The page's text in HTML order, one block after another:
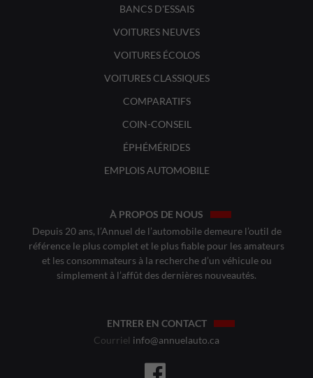
BANCS D'ESSAIS
VOITURES NEUVES
VOITURES ÉCOLOS
VOITURES CLASSIQUES
COMPARATIFS
COIN-CONSEIL
ÉPHÉMÉRIDES
EMPLOIS AUTOMOBILE
À PROPOS DE NOUS
Depuis 20 ans, l’Annuel de l’automobile demeure l’outil de
référence le plus complet et le plus fiable pour les amateurs
et les consommateurs à la recherche d’un véhicule ou
simplement à l’affût des dernières nouveautés.
ENTRER EN CONTACT
Courriel info@annuelauto.ca